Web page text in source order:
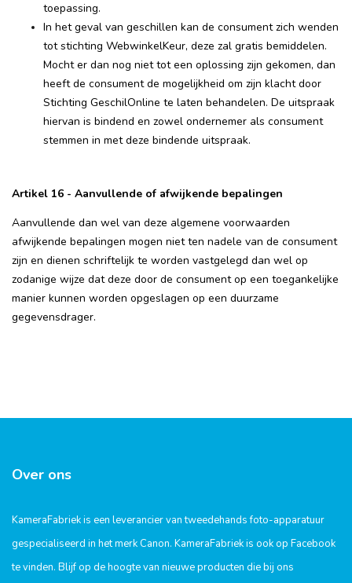
toepassing.
In het geval van geschillen kan de consument zich wenden
tot stichting WebwinkelKeur, deze zal gratis bemiddelen.
Mocht er dan nog niet tot een oplossing zijn gekomen, dan
heeft de consument de mogelijkheid om zijn klacht door
Stichting GeschilOnline te laten behandelen. De uitspraak
hiervan is bindend en zowel ondernemer als consument
stemmen in met deze bindende uitspraak.
Artikel 16 - Aanvullende of afwijkende bepalingen
Aanvullende dan wel van deze algemene voorwaarden
afwijkende bepalingen mogen niet ten nadele van de consument
zijn en dienen schriftelijk te worden vastgelegd dan wel op
zodanige wijze dat deze door de consument op een toegankelijke
manier kunnen worden opgeslagen op een duurzame
gegevensdrager.
Over ons
KameraFabriek is een leverancier van tweedehands foto-apparatuur
gespecialiseerd in het merk Canon. KameraFabriek is ook op Facebook
te vinden. Blijf op de hoogte van nieuwe producten die bij ons